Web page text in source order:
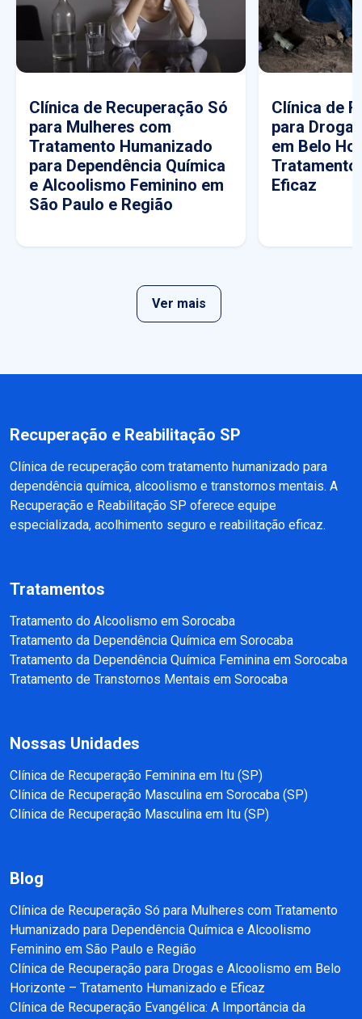
Clínica de Recuperação Só
para Mulheres com
Tratamento Humanizado
para Dependência Química
e Alcoolismo Feminino em
São Paulo e Região
Clínica de
para
em Belo
Tratamento
Eficaz
Ver mais
Recuperação e Reabilitação SP
Clínica de recuperação com tratamento humanizado para
dependência química, alcoolismo e transtornos mentais. A
Recuperação e Reabilitação SP oferece equipe
especializada, acolhimento seguro e reabilitação eficaz.
Tratamentos
Tratamento do Alcoolismo em Sorocaba
Tratamento da Dependência Química em Sorocaba
Tratamento da Dependência Química Feminina em Sorocaba
Tratamento de Transtornos Mentais em Sorocaba
Nossas Unidades
Clínica de Recuperação Feminina em Itu (SP)
Clínica de Recuperação Masculina em Sorocaba (SP)
Clínica de Recuperação Masculina em Itu (SP)
Blog
Clínica de Recuperação Só para Mulheres com Tratamento
Humanizado para Dependência Química e Alcoolismo
Feminino em São Paulo e Região
Clínica de Recuperação para Drogas e Alcoolismo em Belo
Horizonte – Tratamento Humanizado e Eficaz
Clínica de Recuperação Evangélica: A Importância da